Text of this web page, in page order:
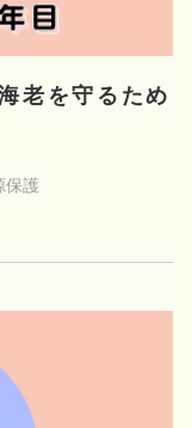
老を守るため
保護